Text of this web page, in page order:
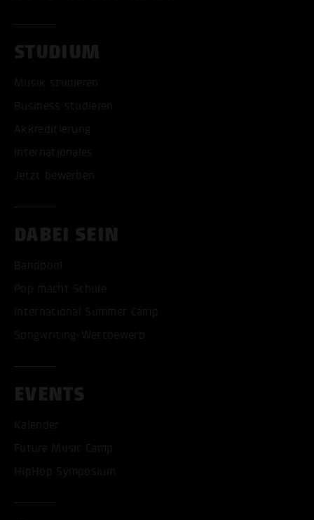
STUDIUM
Musik studieren
Business studieren
Akkreditierung
Internationales
Jetzt bewerben
DABEI SEIN
Bandpool
Pop macht Schule
International Summer Camp
Songwriting-Wettbewerb
EVENTS
Kalender
Future Music Camp
HipHop Symposium